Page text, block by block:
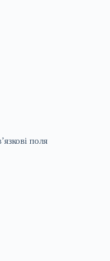
поля